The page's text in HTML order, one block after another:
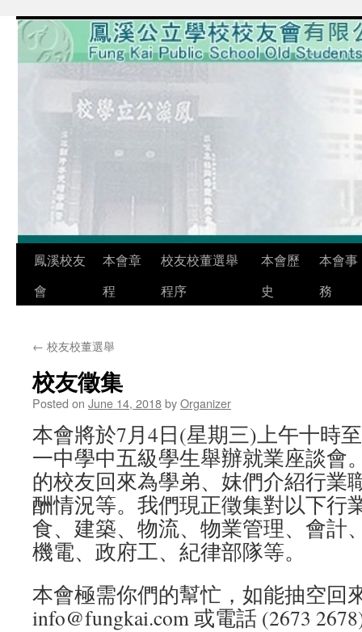
鳳溪校友
會
本會章
程
校友校董選舉
程序
本會歷
史
本會事
務
← 校友校董選舉
校友徵集
Posted on June 14, 2018byOrganizer
本會將於7月4日(星期三)上午十時
一中學中五級學生舉辦就業座談會
的校友回來為學弟、妺們介紹行業
酬情況等。我們現正徵集對以下行
食、建築、物流、物業管理、會計
機電、政府工、紀律部隊等。
本會極需你們的幫忙，如能抽空回
info@fungkai.com 或電話 (2673